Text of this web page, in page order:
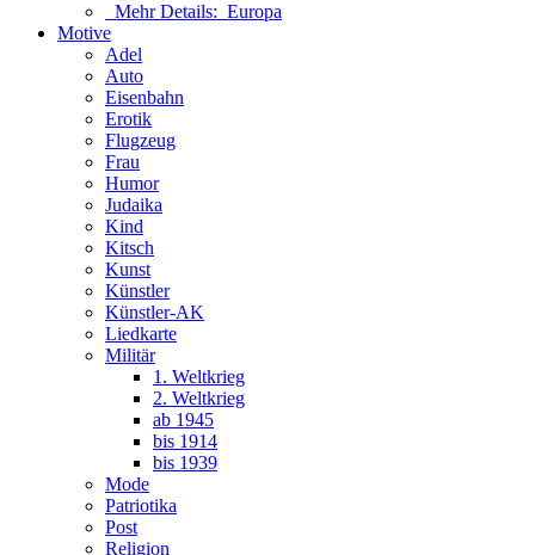
Mehr Details: Europa
Motive
Adel
Auto
Eisenbahn
Erotik
Flugzeug
Frau
Humor
Judaika
Kind
Kitsch
Kunst
Künstler
Künstler-AK
Liedkarte
Militär
1. Weltkrieg
2. Weltkrieg
ab 1945
bis 1914
bis 1939
Mode
Patriotika
Post
Religion